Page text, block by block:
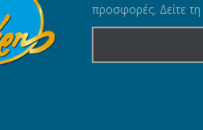
προσφορές. Δείτε τη